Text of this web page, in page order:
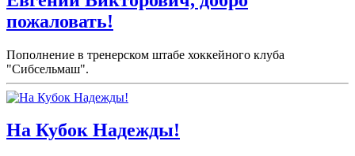
пожаловать!
Пополнение в тренерском штабе хоккейного клуба
"Сибсельмаш".
На Кубок Надежды!